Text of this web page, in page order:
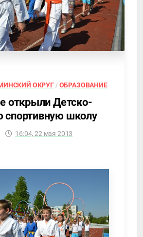
ОКРУГ/ОБРАЗОВАНИЕ
открыли Детско-
школу
16:04, 22 мая 2013